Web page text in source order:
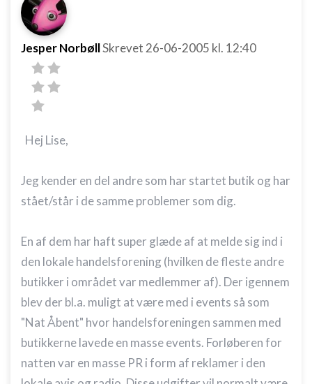
Jesper NorbøllSkrevet 26-06-2005 kl. 12:40
Hej Lise,
Jeg kender en del andre som har startet butik og har
stået/står i de samme problemer som dig.
En af dem har haft super glæde af at melde sig ind i
den lokale handelsforening (hvilken de fleste andre
butikker i området var medlemmer af). Der igennem
blev der bl.a. muligt at være med i events så som
"Nat Åbent" hvor handelsforeningen sammen med
butikkerne lavede en masse events. Forløberen for
natten var en masse PR i form af reklamer i den